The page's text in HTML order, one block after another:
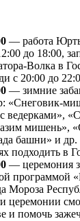
— работа
до 18:00,
Волка в
с 20:00 до
— зимние
«Снеговик-
ведерками»,
мишень»,
башни» и
подходить в
— церемония
программой
Мороза
церемонии
и помочь